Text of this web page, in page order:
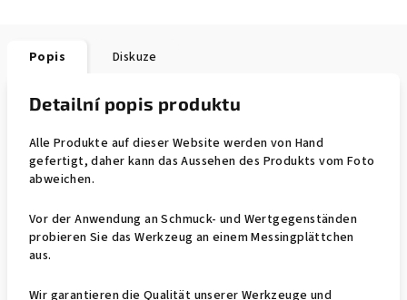
Popis Diskuze
Detailní popis produktu
Alle Produkte auf dieser Website werden von Hand
gefertigt, daher kann das Aussehen des Produkts vom Foto
abweichen.
Vor der Anwendung an Schmuck- und Wertgegenständen
probieren Sie das Werkzeug an einem Messingplättchen
aus.
Wir garantieren die Qualität unserer Werkzeuge und